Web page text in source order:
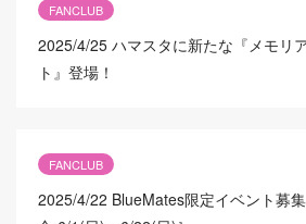
FANCLUB
2025/4/25 ハマスタに新たな『メモリ
ト』登場！
FANCLUB
2025/4/22 BlueMates限定イベント募